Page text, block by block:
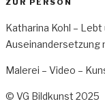
ZUR PERSON
Katharina Kohl –
Auseinandersetzung
Malerei – Video –
© VG Bildkunst 2025